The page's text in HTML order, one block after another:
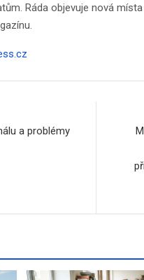
Ráda objevuje nová
a problémy